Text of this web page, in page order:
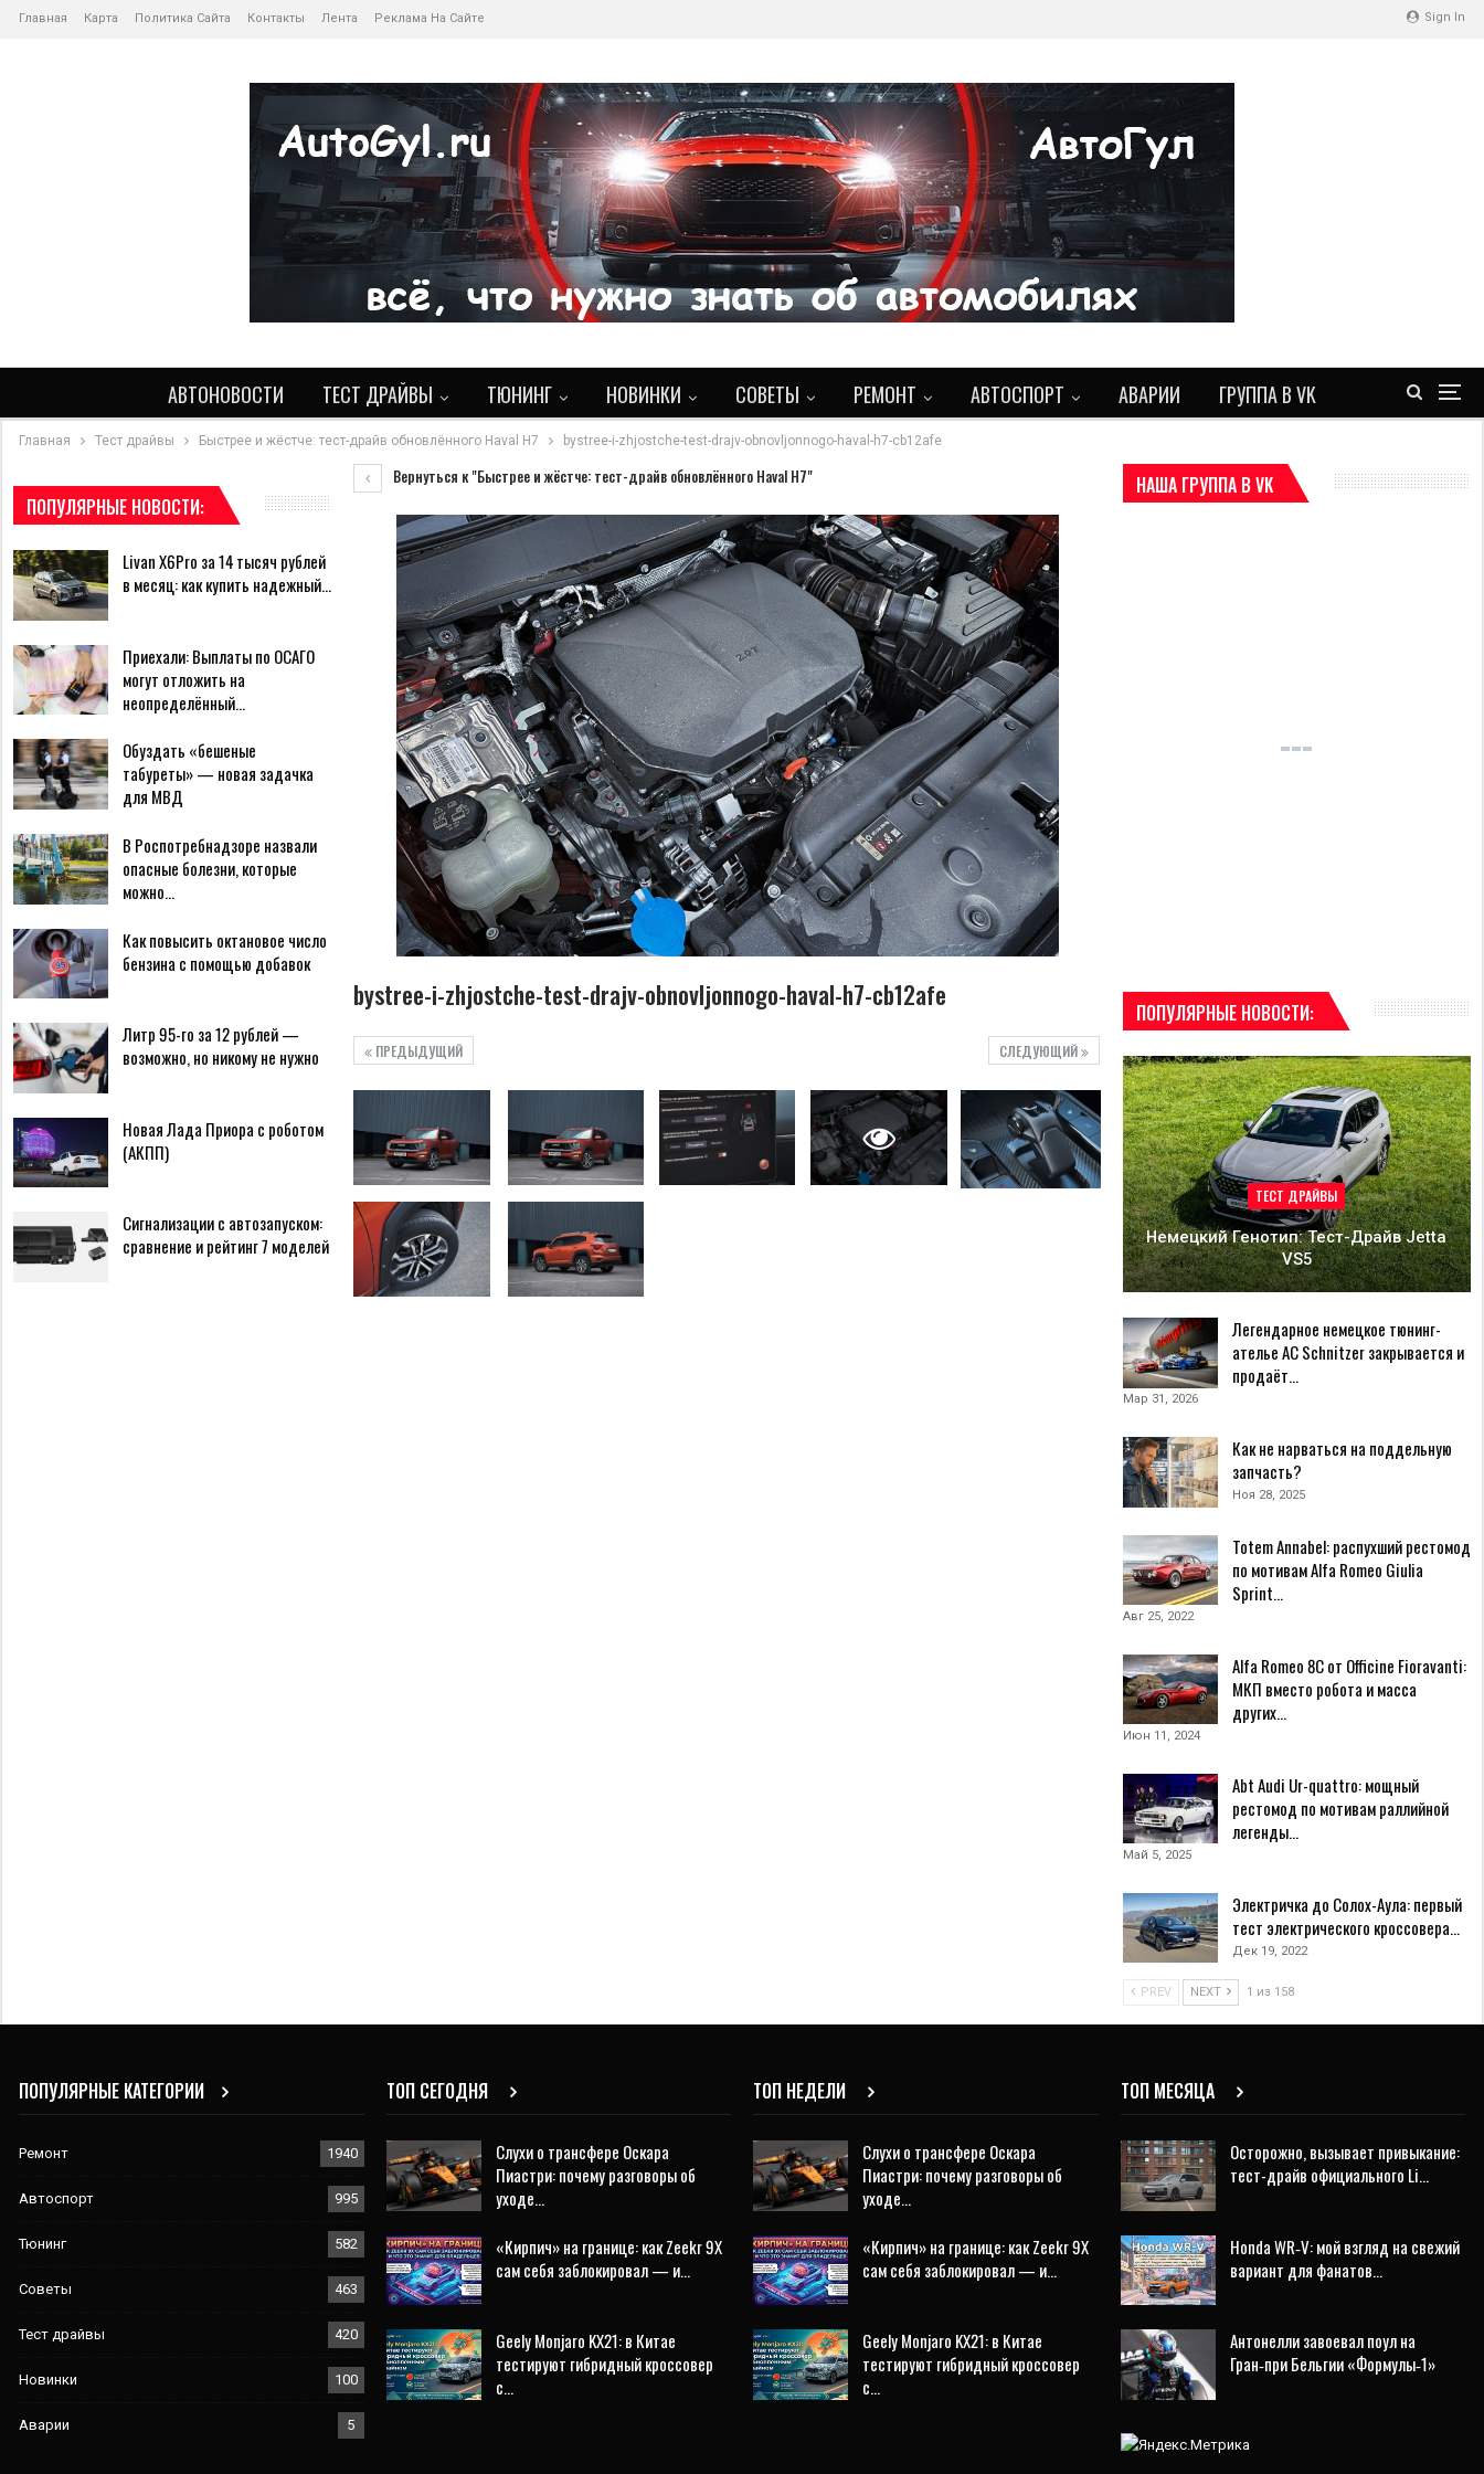
Sign In
Главная Карта Политика Сайта Контакты Лента Реклама На Сайте
АВТОНОВОСТИ ТЕСТ ДРАЙВЫ ТЮНИНГ НОВИНКИ СОВЕТЫ РЕМОНТ АВТОСПОРТ АВАРИИ ГРУППА В VK
Главная Тест драйвы Быстрее и жёстче: тест-драйв обновлённого Haval H7 bystree-i-zhjostche-test-drajv-obnovljonnogo-haval-h7-cb12afe
Вернуться к "Быстрее и жёстче: тест-драйв обновлённого Haval H7"
bystree-i-zhjostche-test-drajv-obnovljonnogo-haval-h7-cb12afe
СЛЕДУЮЩИЙ
ПРЕДЫДУЩИЙ
НАША ГРУППА В VK
ПОПУЛЯРНЫЕ НОВОСТИ:
ТЕСТ ДРАЙВЫ
Немецкий Генотип: Тест-Драйв Jetta
VS5
Легендарное немецкое тюнинг-
ателье AC Schnitzer закрывается и
продаёт…
Мар 31, 2026
Как не нарваться на поддельную
запчасть?
Ноя 28, 2025
Totem Annabel: распухший рестомод
по мотивам Alfa Romeo Giulia
Sprint…
Авг 25, 2022
Alfa Romeo 8C от Officine Fioravanti:
МКП вместо робота и масса
других…
Июн 11, 2024
Abt Audi Ur-quattro: мощный
рестомод по мотивам раллийной
легенды…
Май 5, 2025
Электричка до Солох-Аула: первый
тест электрического кроссовера…
Дек 19, 2022
PREV NEXT 1 из 158
ПОПУЛЯРНЫЕ НОВОСТИ:
Livan X6Pro за 14 тысяч рублей
в месяц: как купить надежный…
Приехали: Выплаты по ОСАГО
могут отложить на
неопределённый…
Обуздать «бешеные
табуреты» — новая задачка
для МВД
В Роспотребнадзоре назвали
опасные болезни, которые
можно…
Как повысить октановое число
бензина с помощью добавок
Литр 95-го за 12 рублей —
возможно, но никому не нужно
Новая Лада Приора с роботом
(АКПП)
Сигнализации с автозапуском:
сравнение и рейтинг 7 моделей
ПОПУЛЯРНЫЕ КАТЕГОРИИ
Ремонт 1940
Автоспорт 995
Тюнинг 582
Советы 463
Тест драйвы 420
Новинки 100
Аварии 5
ТОП СЕГОДНЯ
Слухи о трансфере Оскара
Пиастри: почему разговоры об
уходе…
«Кирпич» на границе: как Zeekr 9X
сам себя заблокировал — и…
Geely Monjaro KX21: в Китае
тестируют гибридный кроссовер
с…
ТОП НЕДЕЛИ
Слухи о трансфере Оскара
Пиастри: почему разговоры об
уходе…
«Кирпич» на границе: как Zeekr 9X
сам себя заблокировал — и…
Geely Monjaro KX21: в Китае
тестируют гибридный кроссовер
с…
ТОП МЕСЯЦА
Осторожно, вызывает привыкание:
тест-драйв официального Li…
Honda WR‑V: мой взгляд на свежий
вариант для фанатов…
Антонелли завоевал поул на
Гран‑при Бельгии «Формулы‑1»